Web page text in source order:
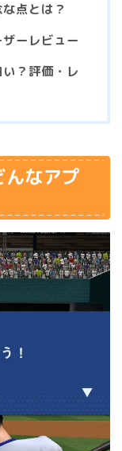
点とは？
ーレビュー
？評価・レ
んなアプ